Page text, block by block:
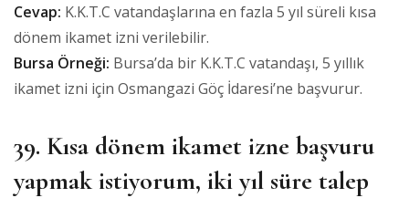
Cevap: K.K.T.C vatandaşlarına en fazla 5 yıl süreli kısa
dönem ikamet izni verilebilir.
Bursa Örneği: Bursa’da bir K.K.T.C vatandaşı, 5 yıllık
ikamet izni için Osmangazi Göç İdaresi’ne başvurur.
39. Kısa dönem ikamet izne başvuru
yapmak istiyorum, iki yıl süre talep